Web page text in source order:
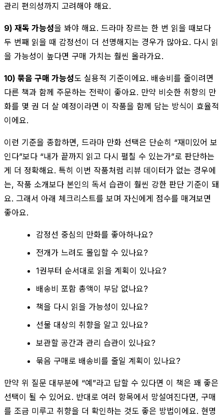
관리 편의성까지 고려해야 해요.
9) 재독 가능성을 봐야 해요. 드라마 장르는 한 번 읽을 때보다
두 번째 읽을 때 감정선이 더 선명해지는 경우가 많아요. 다시 읽
을 가능성이 높다면 구매 가치는 훨씬 올라가요.
10) 묶음 구매 가능성도 실용적 기준이에요. 배송비를 줄이려면
다른 책과 함께 주문하는 전략이 좋아요. 만약 비슷한 취향의 만
화를 몇 권 더 살 예정이라면 이 작품을 함께 담는 방식이 효율적
이에요.
이런 기준을 종합하면, 드라마 만화 선택은 단순히 “재미있어 보
인다”보다 “내가 끝까지 읽고 다시 펼칠 수 있는가”로 판단하는
게 더 정확해요. 특히 이번 작품처럼 리뷰 데이터가 없는 경우에
는, 작품 소개보다 본인의 독서 습관이 훨씬 강한 판단 기준이 돼
요. 그래서 아래 체크리스트를 보며 자신에게 점수를 매겨보면
좋아요.
감정선 중심의 만화를 좋아하나요?
전개가 느려도 몰입할 수 있나요?
1권부터 순서대로 읽을 계획이 있나요?
배송비 포함 총액이 부담 없나요?
책을 다시 읽을 가능성이 있나요?
선물 대상의 취향을 알고 있나요?
보관할 공간과 관리 습관이 있나요?
묶음 구매로 배송비를 줄일 계획이 있나요?
만약 위 질문 대부분에 “예”라고 답할 수 있다면 이 책은 꽤 좋은
선택이 될 수 있어요. 반대로 여러 항목에서 망설여진다면, 구매
를 조금 미루고 취향을 더 확인하는 것도 좋은 방법이에요. 현명